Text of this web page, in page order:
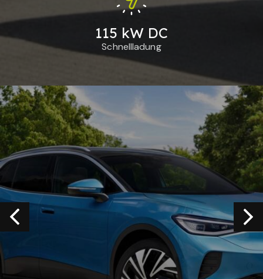
115 kW DC
Schnellladung